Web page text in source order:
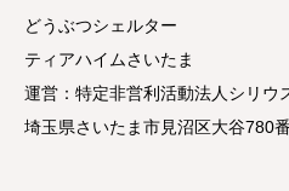
どうぶつシェルター
ティアハイムさいたま
運営：特定非営利活動法人シリウ
埼玉県さいたま市見沼区大谷780